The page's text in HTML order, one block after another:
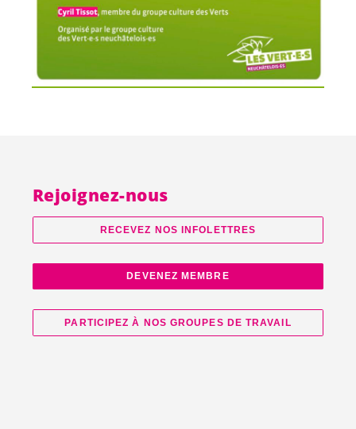
Rejoignez-nous
RECEVEZ NOS INFOLETTRES
DEVENEZ MEMBRE
PARTICIPEZ À NOS GROUPES DE TRAVAIL